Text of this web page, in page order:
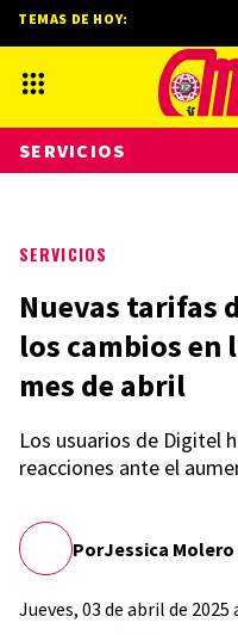
SERVICIOS
Nuevas tarifas
los cambios en
mes de abril
Los usuarios de Digitel
reacciones ante el
PorJessica Molero
Jueves, 03 de abril de 2025
TEMAS DE HOY:
SERVICIOS